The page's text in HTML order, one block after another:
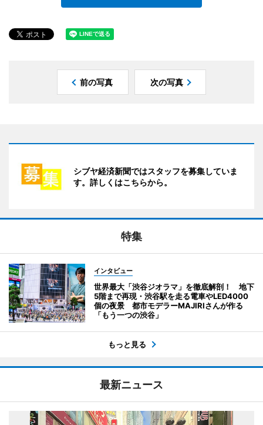
前の写真 次の写真
シブヤ経済新聞ではスタッフを募集していま
す。詳しくはこちらから。
特集
インタビュー
世界最大「渋谷ジオラマ」を徹底解剖！ 地下
5階まで再現・渋谷駅を走る電車やLED4000
個の夜景 都市モデラーMAJIRIさんが作る
「もう一つの渋谷」
もっと見る
最新ニュース